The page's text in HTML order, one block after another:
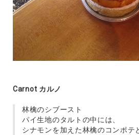
Carnot カルノ
林檎のシブースト
パイ生地のタルトの中には、
シナモンを加えた林檎のコンポテ